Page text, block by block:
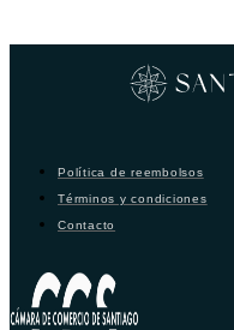
Política de reembolsos
Términos y condiciones
Contacto